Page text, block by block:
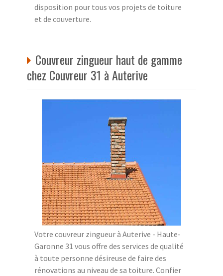
disposition pour tous vos projets de toiture
et de couverture.
Couvreur zingueur haut de gamme
chez Couvreur 31 à Auterive
Votre couvreur zingueur à Auterive - Haute-
Garonne 31 vous offre des services de qualité
à toute personne désireuse de faire des
rénovations au niveau de sa toiture. Confier